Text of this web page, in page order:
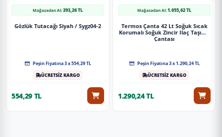
Mağazadan Al:393,26 TL
Gözlük Tutacağı Siyah / Sygz04-2
Peşin Fiyatına 3 x 554,29 TL
ÜCRETSİZ KARGO
554,29 TL
Mağazadan Al:1.055,62 TL
Termos Çanta 42 Lt Soğuk Sıcak
Korumalı Soğuk Zincir Ilaç Taşıma
Çantası
Peşin Fiyatına 3 x 1.290,24 TL
ÜCRETSİZ KARGO
1.290,24 TL